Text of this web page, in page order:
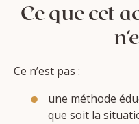
Ce que cet
Ce n’est pas :
une méthode
que soit la